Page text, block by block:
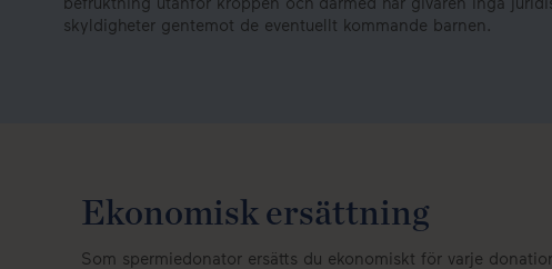
skyldigheter gentemot de eventuellt kommande barnen.
Ekonomisk ersättning
Som spermiedonator ersätts du ekonomiskt för varje